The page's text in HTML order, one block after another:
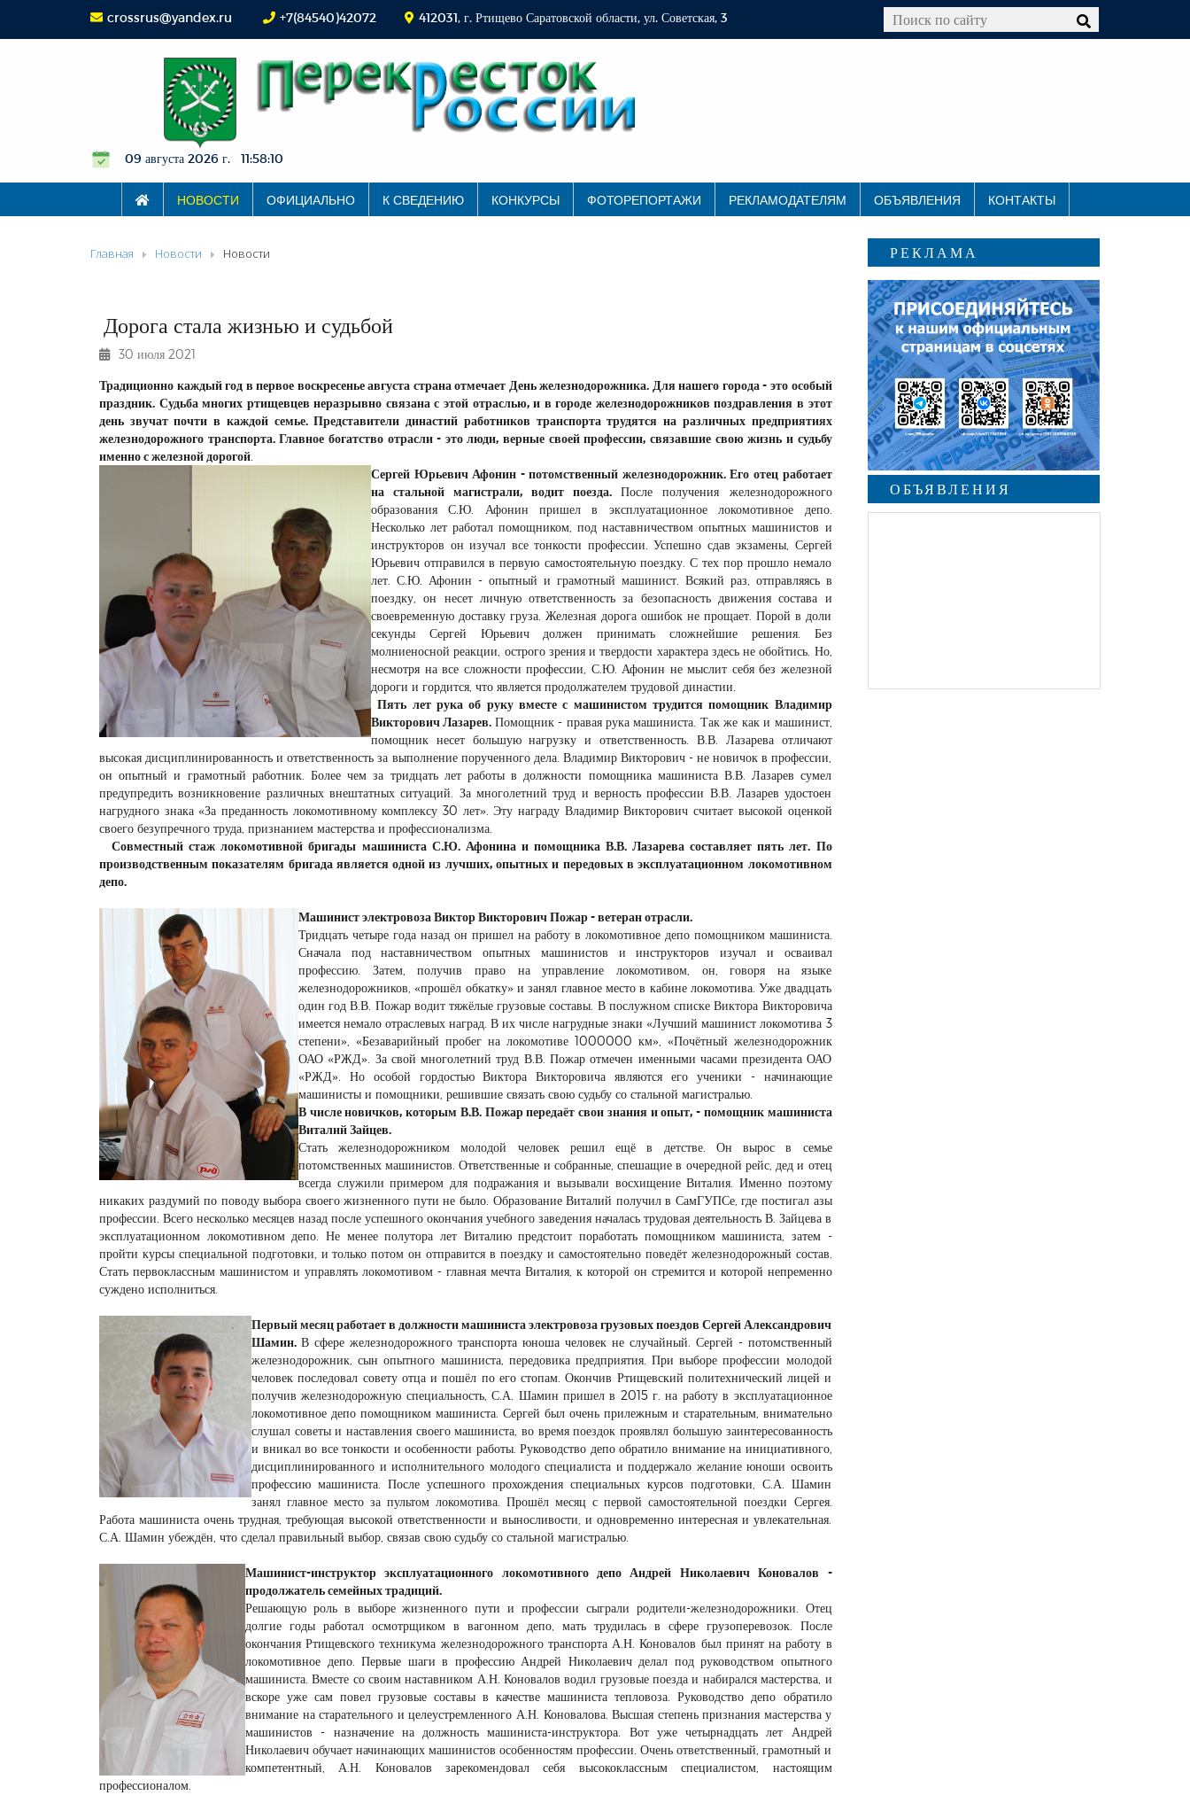
crossrus@yandex.ru +7(84540)42072 412031, г. Ртищево Саратовской области, ул. Советская, 3
09 августа 2026 г. 11:58:12
НОВОСТИ ОФИЦИАЛЬНО К СВЕДЕНИЮ КОНКУРСЫ ФОТОРЕПОРТАЖИ РЕКЛАМОДАТЕЛЯМ ОБЪЯВЛЕНИЯ КОНТАКТЫ
Главная Новости Новости
Дорога стала жизнью и судьбой
30 июля 2021
Традиционно каждый год в первое воскресенье августа страна отмечает День железнодорожника. Для нашего города - это особый
праздник. Судьба многих ртищевцев неразрывно связана с этой отраслью, и в городе железнодорожников поздравления в этот
день звучат почти в каждой семье. Представители династий работников транспорта трудятся на различных предприятиях
железнодорожного транспорта. Главное богатство отрасли - это люди, верные своей профессии, связавшие свою жизнь и судьбу
именно с железной дорогой
Сергей Юрьевич Афонин - потомственный железнодорожник. Его отец работает
на стальной магистрали, водит поезда.После получения железнодорожного
образования С.Ю. Афонин пришел в эксплуатационное локомотивное депо.
Несколько лет работал помощником, под наставничеством опытных машинистов и
инструкторов он изучал все тонкости профессии. Успешно сдав экзамены, Сергей
Юрьевич отправился в первую самостоятельную поездку. С тех пор прошло немало
лет. С.Ю. Афонин - опытный и грамотный машинист. Всякий раз, отправляясь в
поездку, он несет личную ответственность за безопасность движения состава и
своевременную доставку груза. Железная дорога ошибок не прощает. Порой в доли
секунды Сергей Юрьевич должен принимать сложнейшие решения. Без
молниеносной реакции, острого зрения и твердости характера здесь не обойтись. Но,
несмотря на все сложности профессии, С.Ю. Афонин не мыслит себя без железной
дороги и гордится, что является продолжателем трудовой династии.
Пять лет рука об руку вместе с машинистом трудится помощник Владимир
Викторович Лазарев. Помощник - правая рука машиниста. Так же как и машинист,
помощник несет большую нагрузку и ответственность. В.В. Лазарева отличают
высокая дисциплинированность и ответственность за выполнение порученного дела. Владимир Викторович - не новичок в профессии,
он опытный и грамотный работник. Более чем за тридцать лет работы в должности помощника машиниста В.В. Лазарев сумел
предупредить возникновение различных внештатных ситуаций. За многолетний труд и верность профессии В.В. Лазарев удостоен
нагрудного знака «За преданность локомотивному комплексу 30 лет». Эту награду Владимир Викторович считает высокой оценкой
своего безупречного труда, признанием мастерства и профессионализма.
Совместный стаж локомотивной бригады машиниста С.Ю. Афонина и помощника В.В. Лазарева составляет пять лет. По
производственным показателям бригада является одной из лучших, опытных и передовых в эксплуатационном локомотивном
депо.
Машинист электровоза Виктор Викторович Пожар - ветеран отрасли.
Тридцать четыре года назад он пришел на работу в локомотивное депо помощником машиниста.
Сначала под наставничеством опытных машинистов и инструкторов изучал и осваивал
профессию. Затем, получив право на управление локомотивом, он, говоря на языке
железнодорожников, «прошёл обкатку» и занял главное место в кабине локомотива. Уже двадцать
один год В.В. Пожар водит тяжёлые грузовые составы. В послужном списке Виктора Викторовича
имеется немало отраслевых наград. В их числе нагрудные знаки «Лучший машинист локомотива 3
степени», «Безаварийный пробег на локомотиве 1000000 км», «Почётный железнодорожник
ОАО «РЖД». За свой многолетний труд В.В. Пожар отмечен именными часами президента ОАО
«РЖД». Но особой гордостью Виктора Викторовича являются его ученики - начинающие
машинисты и помощники, решившие связать свою судьбу со стальной магистралью.
В числе новичков, которым В.В. Пожар передаёт свои знания и опыт, - помощник машиниста
Виталий Зайцев.
Стать железнодорожником молодой человек решил ещё в детстве. Он вырос в семье
потомственных машинистов. Ответственные и собранные, спешащие в очередной рейс, дед и отец
всегда служили примером для подражания и вызывали восхищение Виталия. Именно поэтому
никаких раздумий по поводу выбора своего жизненного пути не было. Образование Виталий получил в СамГУПСе, где постигал азы
профессии. Всего несколько месяцев назад после успешного окончания учебного заведения началась трудовая деятельность В. Зайцева в
эксплуатационном локомотивном депо. Не менее полутора лет Виталию предстоит поработать помощником машиниста, затем -
пройти курсы специальной подготовки, и только потом он отправится в поездку и самостоятельно поведёт железнодорожный состав.
Стать первоклассным машинистом и управлять локомотивом - главная мечта Виталия, к которой он стремится и которой непременно
суждено исполниться.
Первый месяц работает в должности машиниста электровоза грузовых поездов Сергей Александрович
Шамин. В сфере железнодорожного транспорта юноша человек не случайный. Сергей - потомственный
железнодорожник, сын опытного машиниста, передовика предприятия. При выборе профессии молодой
человек последовал совету отца и пошёл по его стопам. Окончив Ртищевский политехнический лицей и
получив железнодорожную специальность, С.А. Шамин пришел в 2015 г. на работу в эксплуатационное
локомотивное депо помощником машиниста. Сергей был очень прилежным и старательным, внимательно
слушал советы и наставления своего машиниста, во время поездок проявлял большую заинтересованность
и вникал во все тонкости и особенности работы. Руководство депо обратило внимание на инициативного,
дисциплинированного и исполнительного молодого специалиста и поддержало желание юноши освоить
профессию машиниста. После успешного прохождения специальных курсов подготовки, С.А. Шамин
занял главное место за пультом локомотива. Прошёл месяц с первой самостоятельной поездки Сергея.
Работа машиниста очень трудная, требующая высокой ответственности и выносливости, и одновременно интересная и увлекательная.
С.А. Шамин убеждён, что сделал правильный выбор, связав свою судьбу со стальной магистралью.
Машинист-инструктор эксплуатационного локомотивного депо Андрей Николаевич Коновалов -
продолжатель семейных традиций.
Решающую роль в выборе жизненного пути и профессии сыграли родители-железнодорожники. Отец
долгие годы работал осмотрщиком в вагонном депо, мать трудилась в сфере грузоперевозок. После
окончания Ртищевского техникума железнодорожного транспорта А.Н. Коновалов был принят на работу в
локомотивное депо. Первые шаги в профессию Андрей Николаевич делал под руководством опытного
машиниста. Вместе со своим наставником А.Н. Коновалов водил грузовые поезда и набирался мастерства, и
вскоре уже сам повел грузовые составы в качестве машиниста тепловоза. Руководство депо обратило
внимание на старательного и целеустремленного А.Н. Коновалова. Высшая степень признания мастерства у
машинистов - назначение на должность машиниста-инструктора. Вот уже четырнадцать лет Андрей
Николаевич обучает начинающих машинистов особенностям профессии. Очень ответственный, грамотный и
компетентный, А.Н. Коновалов зарекомендовал себя высококлассным специалистом, настоящим
профессионалом.
РЕКЛАМА
ОБЪЯВЛЕНИЯ